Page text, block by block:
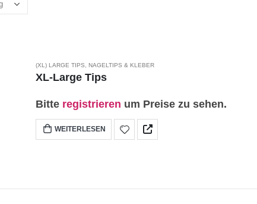
(XL) LARGE TIPS NAGELTIPS & KLEBER
XL-Large Tips
Bitte registrieren um Preise zu sehen.
WEITERLESEN